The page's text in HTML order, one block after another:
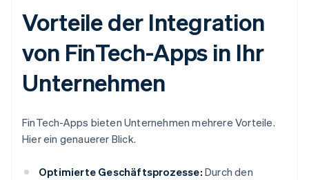
Vorteile der Integration
von FinTech-Apps in Ihr
Unternehmen
FinTech-Apps bieten Unternehmen mehrere Vorteile.
Hier ein genauerer Blick.
Optimierte Geschäftsprozesse: Durch den